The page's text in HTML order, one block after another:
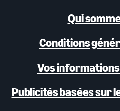
Qui
Conditions
Vos
Publicités basées sur